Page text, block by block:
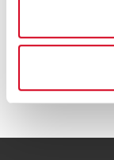
var en behaglig